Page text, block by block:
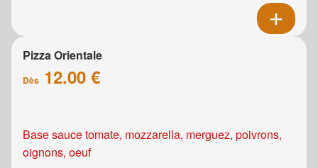
Pizza Orientale
Dès 12.00 €
Base sauce tomate, mozzarella, merguez, poivrons,
oignons, oeuf